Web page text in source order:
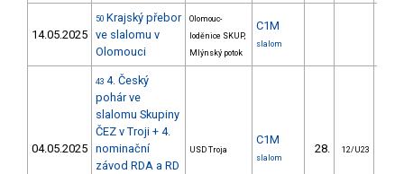
14.05.2025
50 Krajský přebor
ve slalomu v
Olomouci
Olomouc-
loděnice SKUP,
Mlýnský potok
C1M
slalom
04.05.2025
43 4. Český
pohár ve
slalomu Skupiny
ČEZ v Troji + 4.
nominační
závod RDA a RD
USD Troja
C1M
slalom
28. 12/U23